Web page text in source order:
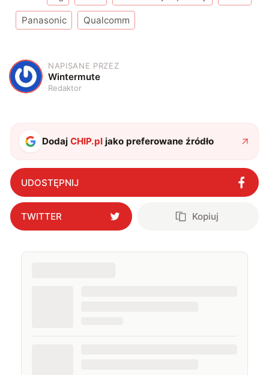
Panasonic Qualcomm
W
NAPISANE PRZEZ
Wintermute
Redaktor
DodajCHIP.pl jako preferowane źródło
UDOSTĘPNIJ
TWITTER Kopiuj